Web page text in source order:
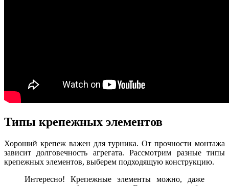
Типы крепежных элементов
Хороший крепеж важен для турника. От прочности монтажа
зависит долговечность агрегата. Рассмотрим разные типы
крепежных элементов, выберем подходящую конструкцию.
Интересно! Крепежные элементы можно, даже